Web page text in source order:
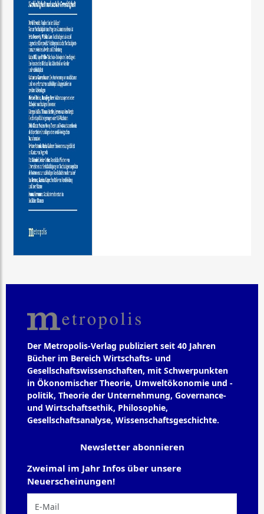
Der Metropolis-Verlag publiziert seit 40 Jahren
Bücher im Bereich Wirtschafts- und
Gesellschaftswissenschaften, mit Schwerpunkten
in Ökonomischer Theorie, Umweltökonomie und -
politik, Theorie der Unternehmung, Governance-
und Wirtschaftsethik, Philosophie,
Gesellschaftsanalyse, Wissenschaftsgeschichte.
Newsletter abonnieren
Zweimal im Jahr Infos über unsere
Neuerscheinungen!